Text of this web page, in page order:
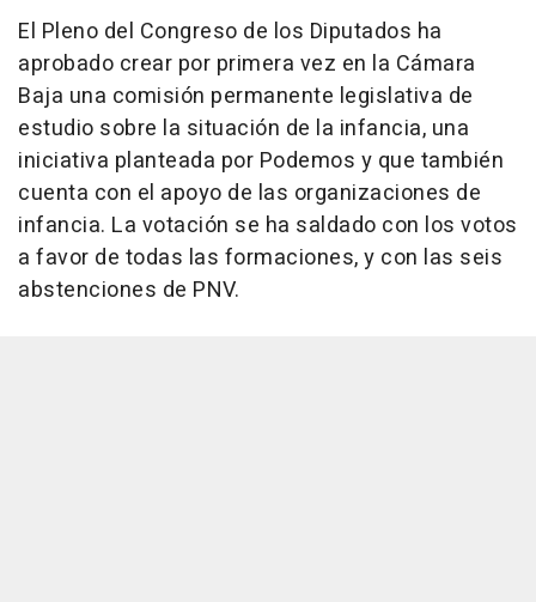
El Pleno del Congreso de los Diputados ha
aprobado crear por primera vez en la Cámara
Baja una comisión permanente legislativa de
estudio sobre la situación de la infancia, una
iniciativa planteada por Podemos y que también
cuenta con el apoyo de las organizaciones de
infancia. La votación se ha saldado con los votos
a favor de todas las formaciones, y con las seis
abstenciones de PNV.